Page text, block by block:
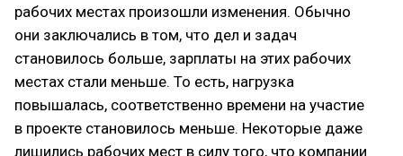
рабочих местах произошли изменения. Обычно
они заключались в том, что дел и задач
становилось больше, зарплаты на этих рабочих
местах стали меньше. То есть, нагрузка
повышалась, соответственно времени на участие
в проекте становилось меньше. Некоторые даже
лишились рабочих мест в силу того, что компании